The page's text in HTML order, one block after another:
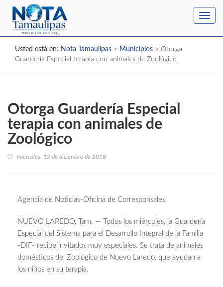
Usted está en: Nota Tamaulipas > Municipios > Otorga
Guardería Especial terapia con animales de Zoológico
Otorga Guardería Especial
terapia con animales de
Zoológico
miércoles, 12 de diciembre de 2018
Agencia de Noticias-Oficina de Corresponsales
NUEVO LAREDO, Tam. — Todos los miércoles, la Guardería
Especial del Sistema para el Desarrollo Integral de la Familia
-DIF- recibe invitados muy especiales. Se trata de animales
domésticos del Zoológico de Nuevo Laredo, que ayudan a
los niños en su terapia.